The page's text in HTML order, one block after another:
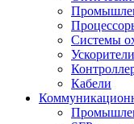
Системы
Кабели